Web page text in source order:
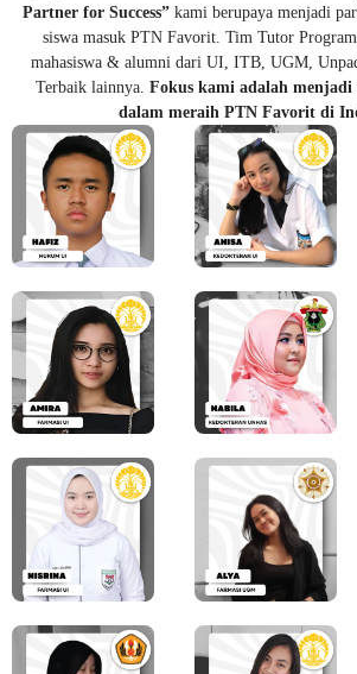
Partner for Success” kami berupaya menjadi
siswa masuk PTN Favorit. Tim Tutor
mahasiswa & alumni dari UI, ITB, UGM,
Terbaik lainnya. Fokus kami adalah
dalam meraih PTN Favorit di